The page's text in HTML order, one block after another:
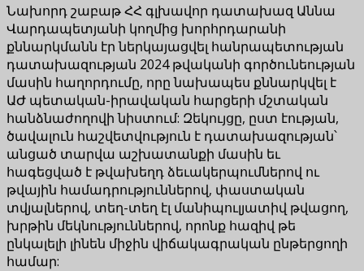
Նախորդ շաբաթ ՀՀ գլխավոր դատախազ Աննա
Վարդապետյանի կողմից խորհրդարանի
քննարկմանն էր ներկայացվել հանրապետության
դատախազության 2024 թվականի գործունեության
մասին հաղորդումը, որը նախապես քննարկվել է
ԱԺ պետական-իրավական հարցերի մշտական
հանձնաժողովի նիստում: Զեկույցը, ըստ էության,
ծավալուն հաշվետվություն է դատախազության՝
անցած տարվա աշխատանքի մասին եւ
հագեցված է թվախեղդ ձեւակերպումներով ու
թվային համադրություններով, փաստական
տվյալներով, տեղ-տեղ էլ մանիպուլյատիվ թվացող,
խրթին մեկնություններով, որոնք հազիվ թե
ընկալելի լինեն միջին վիճակագրական ընթերցողի
համար: